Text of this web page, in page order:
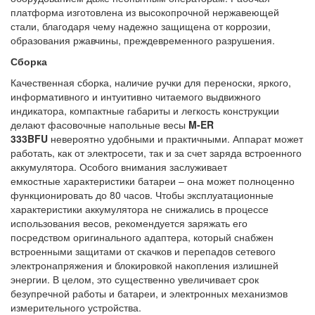
платформа изготовлена из высокопрочной нержавеющей
стали, благодаря чему надежно защищена от коррозии,
образования ржавчины, преждевременного разрушения.
Сборка
Качественная сборка, наличие ручки для переноски, яркого,
информативного и интуитивно читаемого выдвижного
индикатора, компактные габариты и легкость конструкции
делают фасовочные напольные весы M-ER
333BFU невероятно удобными и практичными. Аппарат может
работать, как от электросети, так и за счет заряда встроенного
аккумулятора. Особого внимания заслуживает
емкостные характеристики батареи – она может полноценно
функционировать до 80 часов. Чтобы эксплуатационные
характеристики аккумулятора не снижались в процессе
использования весов, рекомендуется заряжать его
посредством оригинального адаптера, который снабжен
встроенными защитами от скачков и перепадов сетевого
электронапряжения и блокировкой накопления излишней
энергии. В целом, это существенно увеличивает срок
безупречной работы и батареи, и электронных механизмов
измерительного устройства.